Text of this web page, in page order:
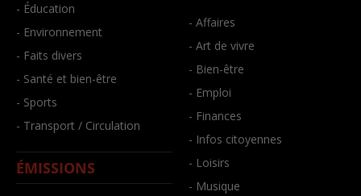
- Éducation
- Environnement
- Faits divers
- Santé et bien-être
- Sports
- Transport / Circulation
ÉMISSIONS
- Affaires
- Art de vivre
- Bien-être
- Emploi
- Finances
- Infos citoyennes
- Loisirs
- Musique